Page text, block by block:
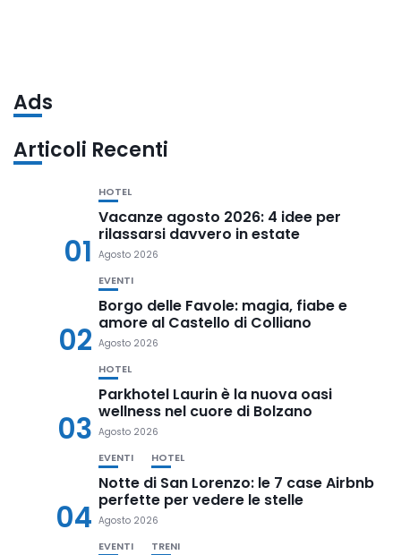
Ads
Articoli Recenti
01
HOTEL
Vacanze agosto 2026: 4 idee per
rilassarsi davvero in estate
Agosto 2026
02
EVENTI
Borgo delle Favole: magia, fiabe e
amore al Castello di Colliano
Agosto 2026
03
HOTEL
Parkhotel Laurin è la nuova oasi
wellness nel cuore di Bolzano
Agosto 2026
04
EVENTI HOTEL
Notte di San Lorenzo: le 7 case Airbnb
perfette per vedere le stelle
Agosto 2026
EVENTI TRENI